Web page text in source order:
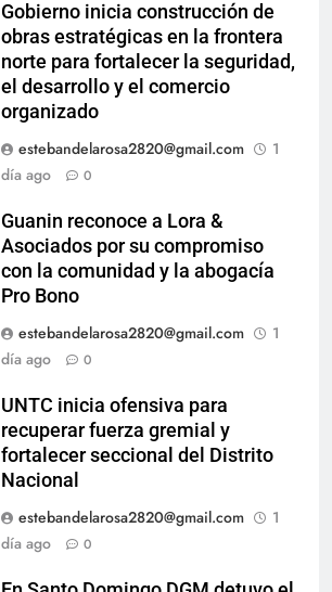
Gobierno inicia construcción de
obras estratégicas en la frontera
norte para fortalecer la seguridad,
el desarrollo y el comercio
organizado
estebandelarosa2820@gmail.com
1
día ago
0
Guanin reconoce a Lora &
Asociados por su compromiso
con la comunidad y la abogacía
Pro Bono
estebandelarosa2820@gmail.com
1
día ago
0
UNTC inicia ofensiva para
recuperar fuerza gremial y
fortalecer seccional del Distrito
Nacional
estebandelarosa2820@gmail.com
1
día ago
0